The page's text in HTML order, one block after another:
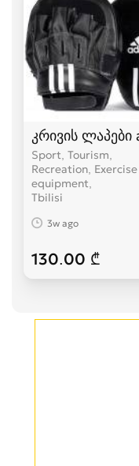
კრივის ლაპები
Sport, Tourism,
Recreation, Exercise
equipment
Tbilisi
3w ago
130.00 ₾